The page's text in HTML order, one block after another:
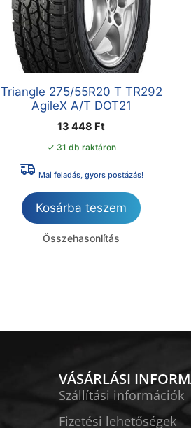
Triangle 275/55R20 T TR292
AgileX A/T DOT21
13 448 Ft
✓ 31 db raktáron
Mai feladás, gyors postázás!
Kosárba teszem
Összehasonlítás
VÁSÁRLÁSI
Szállítási információk
Fizetési lehetőségek